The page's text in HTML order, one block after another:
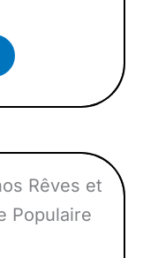
Rêves et
Populaire